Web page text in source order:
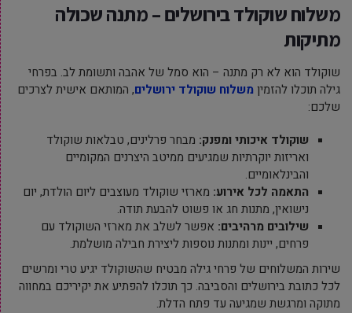
משלוח שוקולד בירושלים – מתנה שכולה
מתיקות
שוקולד הוא לא רק מתנה – הוא סמל של אהבה ותשומת לב. בפרחי
גילה תוכלו להזמיןמשלוח שוקולד ירושלים, המותאם אישית לצרכים
שלכם:
שוקולד איכותי ומפנק: מבחר פרלינים, טבלאות שוקולד
ואריזות יוקרתיות שמגיעים ממיטב היצרנים המקומיים
והבינלאומיים.
התאמה לכל אירוע: מארזי שוקולד מעוצבים ליום הולדת, יום
נישואין, מתנות חג או פשוט להבעת תודה.
שילובים מרהיבים: אפשר לשלב את מארזי השוקולד עם
פרחים, יינות ומתנות נוספות ליצירת חבילה מושלמת.
שירות המשלוחים של פרחי גילה מבטיח שהשוקולד יגיע טרי ומרשים
לכל כתובת בירושלים והסביבה. כך תוכלו להפתיע את יקיריכם במחווה
מתוקה ומרגשת שמגיעה עד פתח הדלת.